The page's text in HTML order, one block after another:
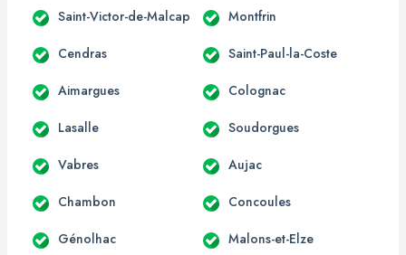
Saint-Victor-de-Malcap Montfrin
Cendras Saint-Paul-la-Coste
Aimargues Colognac
Lasalle Soudorgues
Vabres Aujac
Chambon Concoules
Génolhac Malons-et-Elze